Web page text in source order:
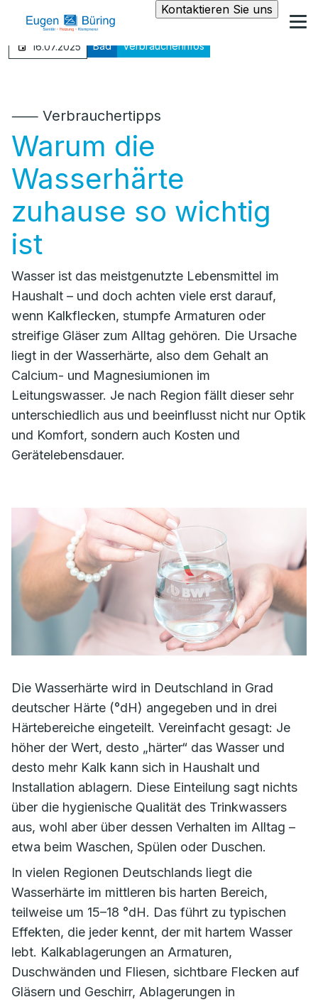
Kontaktieren Sie uns
16.07.2025 Bad Verbraucherinfos
⸺ Verbrauchertipps
Warum die
Wasserhärte
zuhause so wichtig
ist
Wasser ist das meistgenutzte Lebensmittel im
Haushalt – und doch achten viele erst darauf,
wenn Kalkflecken, stumpfe Armaturen oder
streifige Gläser zum Alltag gehören. Die Ursache
liegt in der Wasserhärte, also dem Gehalt an
Calcium- und Magnesiumionen im
Leitungswasser. Je nach Region fällt dieser sehr
unterschiedlich aus und beeinflusst nicht nur Optik
und Komfort, sondern auch Kosten und
Gerätelebensdauer.
Die Wasserhärte wird in Deutschland in Grad
deutscher Härte (°dH) angegeben und in drei
Härtebereiche eingeteilt. Vereinfacht gesagt: Je
höher der Wert, desto „härter“ das Wasser und
desto mehr Kalk kann sich in Haushalt und
Installation ablagern. Diese Einteilung sagt nichts
über die hygienische Qualität des Trinkwassers
aus, wohl aber über dessen Verhalten im Alltag –
etwa beim Waschen, Spülen oder Duschen.
In vielen Regionen Deutschlands liegt die
Wasserhärte im mittleren bis harten Bereich,
teilweise um 15–18 °dH. Das führt zu typischen
Effekten, die jeder kennt, der mit hartem Wasser
lebt. Kalkablagerungen an Armaturen,
Duschwänden und Fliesen, sichtbare Flecken auf
Gläsern und Geschirr, Ablagerungen in